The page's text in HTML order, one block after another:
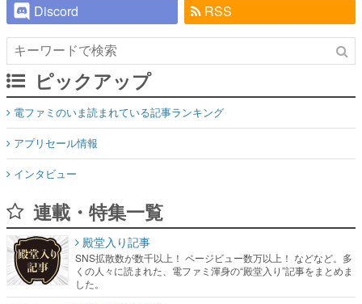
Discord
RSS
ピックアップ
電ファミのいま読まれている記事ランキング
アプリセール情報
インタビュー
連載・特集一覧
殿堂入り記事
SNS拡散数が数千以上！ ページビュー数万以上！ などなど。多
くの人々に読まれた、電ファミ渾身の“殿堂入り”記事をまとめま
した。